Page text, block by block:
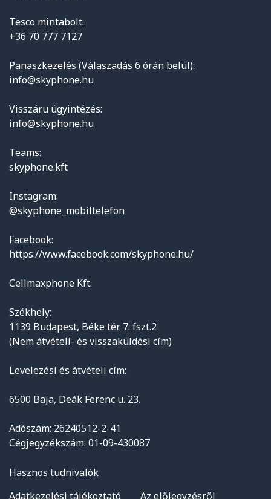
Tesco mintabolt:
+36 70 777 7127
Panaszkezelés (Válaszadás 6 órán belül):
info@skyphone.hu
Visszáru ügyintézés:
info@skyphone.hu
Teams:
skyphone.kft
Instagram:
@skyphone_mobiltelefon
Facebook:
https://www.facebook.com/skyphone.hu/
Cellmaxphone Kft.
Székhely:
1139 Budapest, Béke tér 7. fszt.2
(Nem átvételi- és visszaküldési cím)
Levelezési és átvételi cím:
6500 Baja, Deák Ferenc u. 23.
Adószám: 26240512-2-41
Cégjegyzékszám: 01-09-430087
Hasznos tudnivalók
Adatkezelési tájékoztató
Az előjegyzésről